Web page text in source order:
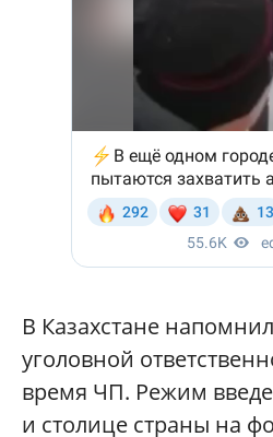
В Казахстане
уголовной
время ЧП. Режим
и столице страны на